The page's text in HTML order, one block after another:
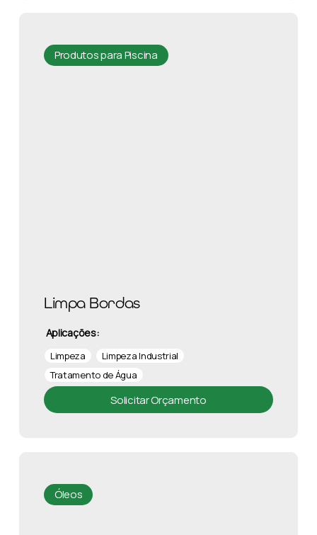
Produtos para Piscina
Limpa Bordas
Aplicações:
Limpeza
Limpeza Industrial
Tratamento de Água
Solicitar Orçamento
Óleos